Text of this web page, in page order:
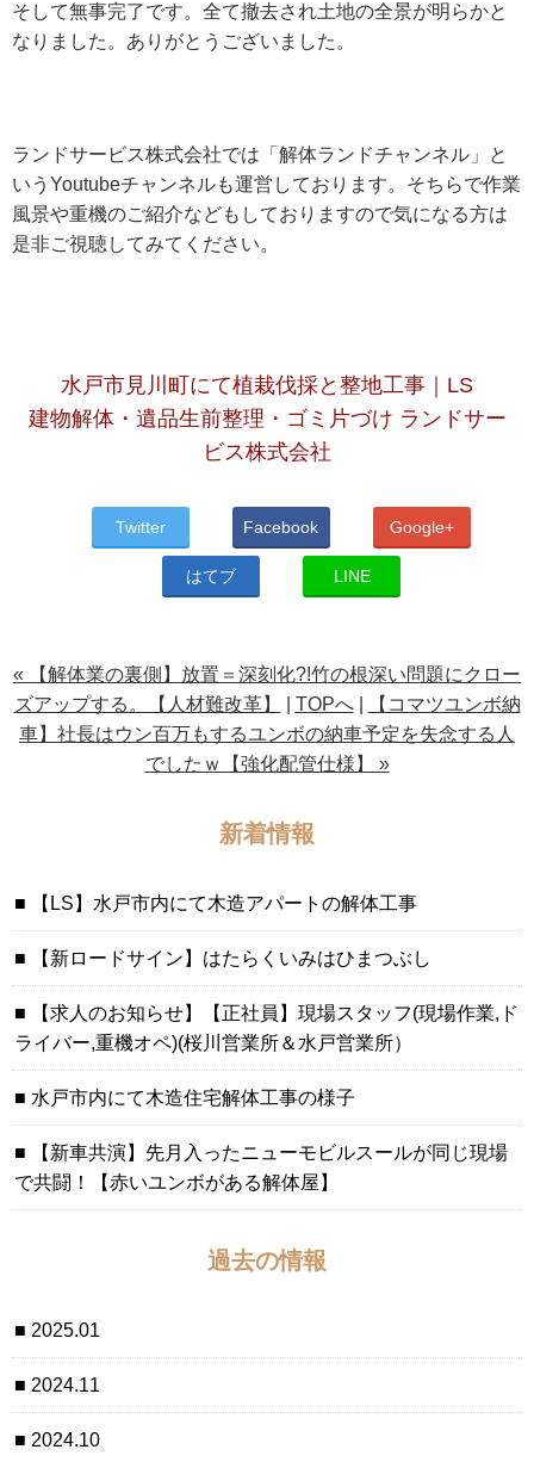
そして無事完了です。全て撤去され土地の全景が明らかと
なりました。ありがとうございました。
ランドサービス株式会社では「解体ランドチャンネル」と
いうYoutubeチャンネルも運営しております。そちらで作業
風景や重機のご紹介などもしておりますので気になる方は
是非ご視聴してみてください。
水戸市見川町にて植栽伐採と整地工事｜LS
建物解体・遺品生前整理・ゴミ片づけ ランドサー
ビス株式会社
Twitter Facebook Google+
はてブ LINE
« 【解体業の裏側】放置＝深刻化?!竹の根深い問題にクロー
ズアップする。【人材難改革】
TOPへ|
【コマツユンボ納
車】社長はウン百万もするユンボの納車予定を失念する人
でしたｗ【強化配管仕様】 »
新着情報
【LS】水戸市内にて木造アパートの解体工事
【新ロードサイン】はたらくいみはひまつぶし
【求人のお知らせ】【正社員】現場スタッフ(現場作業,ド
ライバー,重機オペ)(桜川営業所＆水戸営業所）
水戸市内にて木造住宅解体工事の様子
【新車共演】先月入ったニューモビルスールが同じ現場
で共闘！【赤いユンボがある解体屋】
過去の情報
2025.01
2024.11
2024.10